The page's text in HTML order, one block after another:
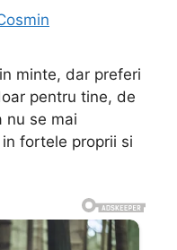
minte, dar preferi
pentru tine, de
nu se mai
fortele proprii si